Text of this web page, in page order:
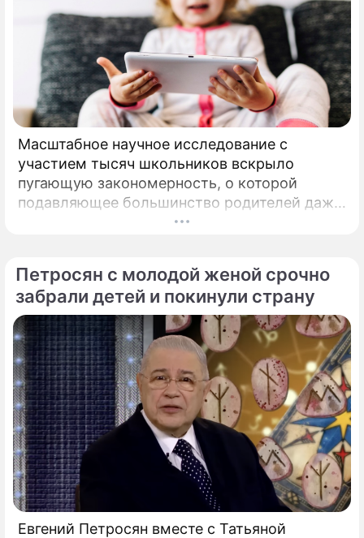
Масштабное научное исследование с
участием тысяч школьников вскрыло
пугающую закономерность, о которой
подавляющее большинство родителей даже
не догадывалось. Привычка дарить ребенку
подростковом возрасте обворачивается
скрытым провалом в учебе.
Петросян с молодой женой срочно
забрали детей и покинули страну
Евгений Петросян вместе с Татьяной